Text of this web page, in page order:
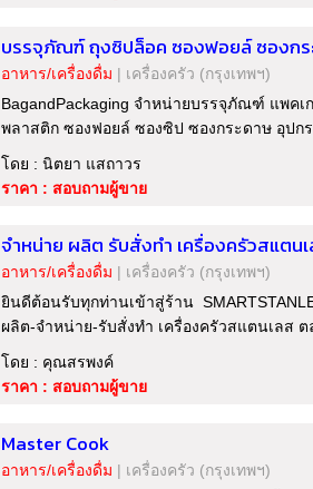
บรรจุภัณฑ์ ถุงซิปล็อค ซองฟอยล์ ซองกร
อาหาร/เครื่องดื่ม | เครื่องครัว (กรุงเทพฯ)
BagandPackaging จำหน่ายบรรจุภัณฑ์ แพคเ
พลาสติก ซองฟอยล์ ซองซิป ซองกระดาษ อุปก
โดย : นิตยา แสถาวร
ราคา : สอบถามผู้ขาย
จำหน่าย ผลิต รับสั่งทำ เครื่องครัวสแตนเ
อาหาร/เครื่องดื่ม | เครื่องครัว (กรุงเทพฯ)
ยินดีต้อนรับทุกท่านเข้าสู่ร้าน
ผลิต-จำหน่าย-รับสั่งทำ เครื่องครัวสแตนเลส ต
โดย : คุณสรพงค์
ราคา : สอบถามผู้ขาย
Master Cook
อาหาร/เครื่องดื่ม | เครื่องครัว (กรุงเทพฯ)